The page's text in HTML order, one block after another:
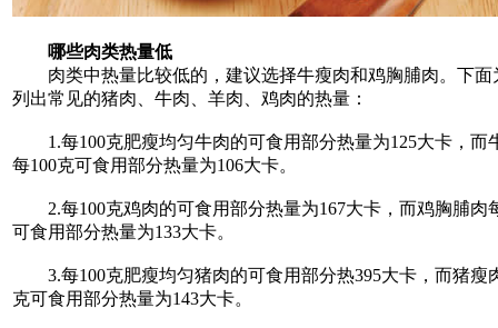
哪些肉类热量低
肉类中热量比较低的，建议选择牛瘦肉和鸡胸脯肉。下面
列出常见的猪肉、牛肉、羊肉、鸡肉的热量：
1.每100克肥瘦均匀牛肉的可食用部分热量为125大卡，而
每100克可食用部分热量为106大卡。
2.每100克鸡肉的可食用部分热量为167大卡，而鸡胸脯肉
可食用部分热量为133大卡。
3.每100克肥瘦均匀猪肉的可食用部分热395大卡，而猪瘦
克可食用部分热量为143大卡。